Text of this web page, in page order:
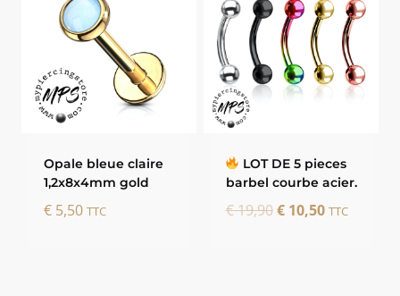
Opale bleue claire
1,2x8x4mm gold
€5,50 TTC
LOT DE 5 pieces
barbel courbe acier.
€19,90 Le
€10,50Le
TTC